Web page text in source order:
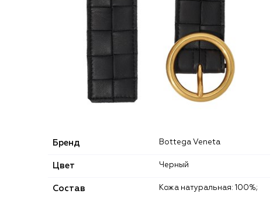
Бренд Bottega Veneta
Цвет Черный
Состав Кожа натуральная: 100%;